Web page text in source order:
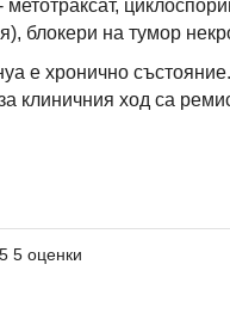
блокери на тумор
е хронично
клиничния ход са
5 оценки